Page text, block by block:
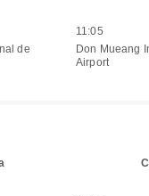
de
11:05
Don Mueang
Airport